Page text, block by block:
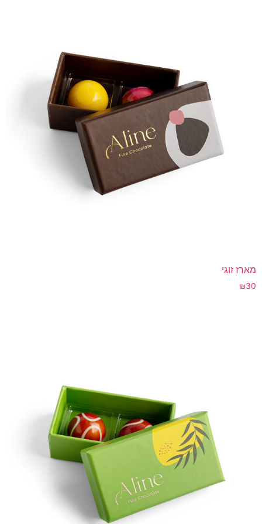
מארז זוגי
₪30